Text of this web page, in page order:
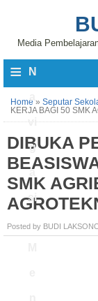
Media
≡ N
vi
g
a
si
Home » Seputar
KERJA BAGI 50 SMK
DIBUKA
SMK
Posted by BUDI